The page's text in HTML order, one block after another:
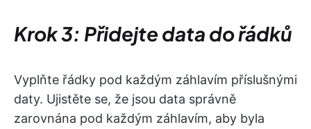
Krok 3: Přidejte data do řádků
Vyplňte řádky pod každým záhlavím příslušnými
daty. Ujistěte se, že jsou data správně
zarovnána pod každým záhlavím, aby byla